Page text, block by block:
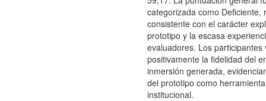
categorizada como Deficiente,
consistente con el carácter
prototipo y la escasa
evaluadores. Los participantes
positivamente la fidelidad del
inmersión generada,
del prototipo como
institucional.